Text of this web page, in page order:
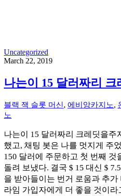
Uncategorized
March 22, 2019
나는이 15 달러짜리 크
블랙 잭 슬롯 머신, 에비앙카지노,
노
나는이 15 달러짜리 크레딧을주
했고, 채팅 봇은 나를 멋지게 주
150 달러에 주문하고 첫 번째 것
돌려 보냈다. 결국 $ 15 대신 $
을 받아들이는 번거 로움과 추
라임 가입자에게 더 좋을 것이라